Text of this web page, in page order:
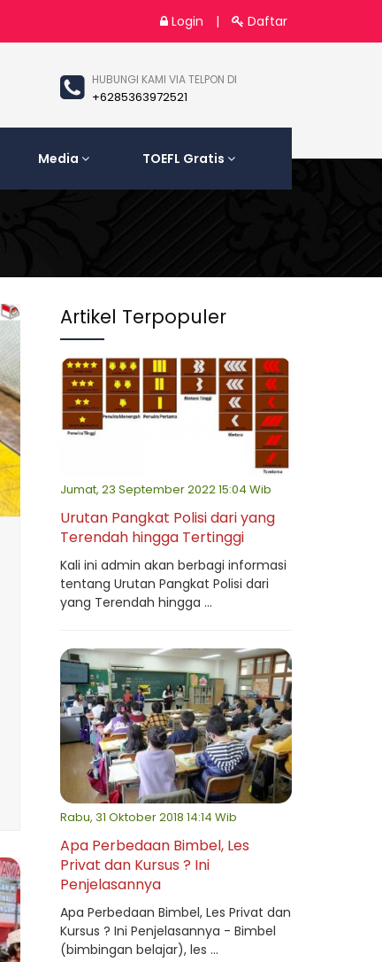
Login | Daftar
HUBUNGI KAMI VIA TELPON DI
+6285363972521
Media TOEFL Gratis
Artikel Terpopuler
Jumat, 23 September 2022 15:04 Wib
Urutan Pangkat Polisi dari yang
Terendah hingga Tertinggi
Kali ini admin akan berbagi informasi
tentang Urutan Pangkat Polisi dari
yang Terendah hingga ...
Rabu, 31 Oktober 2018 14:14 Wib
Apa Perbedaan Bimbel, Les
Privat dan Kursus ? Ini
Penjelasannya
Apa Perbedaan Bimbel, Les Privat dan
Kursus ? Ini Penjelasannya - Bimbel
(bimbingan belajar), les ...